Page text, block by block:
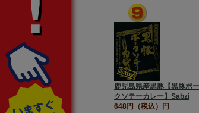
鹿児島県産黒豚【黒豚ポー
クソテーカレー】Sabzi
648円（税込）円